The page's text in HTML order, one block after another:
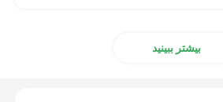
بیشتر ببینید